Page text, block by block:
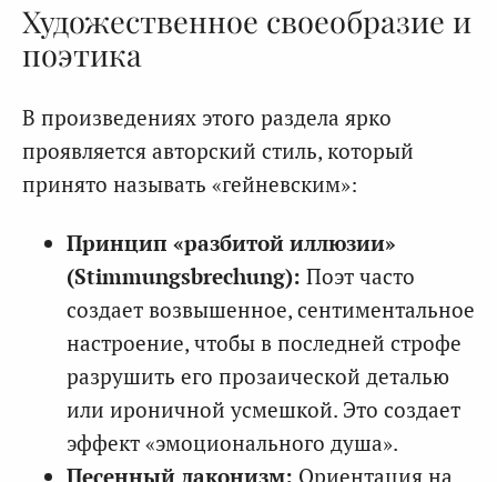
Художественное своеобразие и
поэтика
В произведениях этого раздела ярко
проявляется авторский стиль, который
принято называть «гейневским»:
Принцип «разбитой иллюзии»
(Stimmungsbrechung): Поэт часто
создает возвышенное, сентиментальное
настроение, чтобы в последней строфе
разрушить его прозаической деталью
или ироничной усмешкой. Это создает
эффект «эмоционального душа».
Песенный лаконизм: Ориентация на